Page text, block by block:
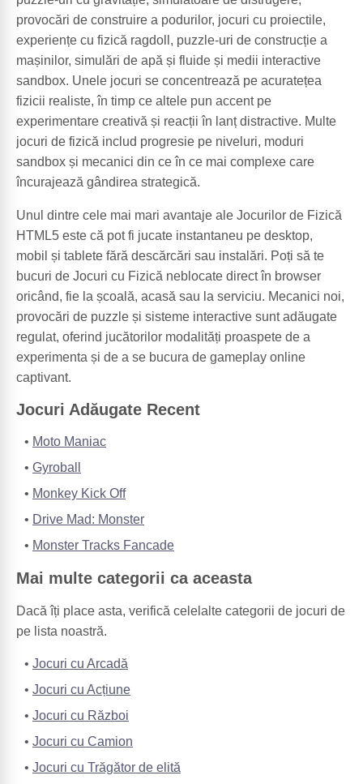
provocări de construire a podurilor, jocuri cu proiectile,
experiențe cu fizică ragdoll, puzzle-uri de construcție a
mașinilor, simulări de apă și fluide și medii interactive
sandbox. Unele jocuri se concentrează pe acuratețea
fizicii realiste, în timp ce altele pun accent pe
experimentare creativă și reacții în lanț distractive. Multe
jocuri de fizică includ progresie pe niveluri, moduri
sandbox și mecanici din ce în ce mai complexe care
încurajează gândirea strategică.
Unul dintre cele mai mari avantaje ale Jocurilor de Fizică
HTML5 este că pot fi jucate instantaneu pe desktop,
mobil și tablete fără descărcări sau instalări. Poți să te
bucuri de Jocuri cu Fizică neblocate direct în browser
oricând, fie la școală, acasă sau la serviciu. Mecanici noi,
provocări de puzzle și sisteme interactive sunt adăugate
regulat, oferind jucătorilor modalități proaspete de a
experimenta și de a se bucura de gameplay online
captivant.
Jocuri Adăugate Recent
Moto Maniac
Gyroball
Monkey Kick Off
Drive Mad: Monster
Monster Tracks Fancade
Mai multe categorii ca aceasta
Dacă îți place asta, verifică celelalte categorii de jocuri de
pe lista noastră.
Jocuri cu Arcadă
Jocuri cu Acțiune
Jocuri cu Război
Jocuri cu Camion
Jocuri cu Trăgător de elită